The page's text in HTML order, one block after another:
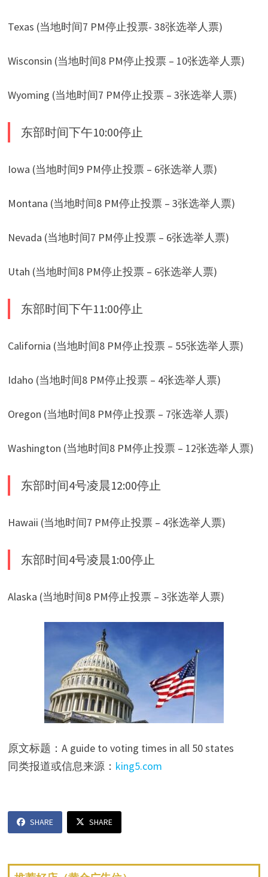
Texas (当地时间7 PM停止投票- 38张选举人票)
Wisconsin (当地时间8 PM停止投票 – 10张选举人票)
Wyoming (当地时间7 PM停止投票 – 3张选举人票)
东部时间下午10:00停止
Iowa (当地时间9 PM停止投票 – 6张选举人票)
Montana (当地时间8 PM停止投票 – 3张选举人票)
Nevada (当地时间7 PM停止投票 – 6张选举人票)
Utah (当地时间8 PM停止投票 – 6张选举人票)
东部时间下午11:00停止
California (当地时间8 PM停止投票 – 55张选举人票)
Idaho (当地时间8 PM停止投票 – 4张选举人票)
Oregon (当地时间8 PM停止投票 – 7张选举人票)
Washington (当地时间8 PM停止投票 – 12张选举人票)
东部时间4号凌晨12:00停止
Hawaii (当地时间7 PM停止投票 – 4张选举人票)
东部时间4号凌晨1:00停止
Alaska (当地时间8 PM停止投票 – 3张选举人票)
原文标题：A guide to voting times in all 50 states
同类报道或信息来源： king5.com
SHARE SHARE